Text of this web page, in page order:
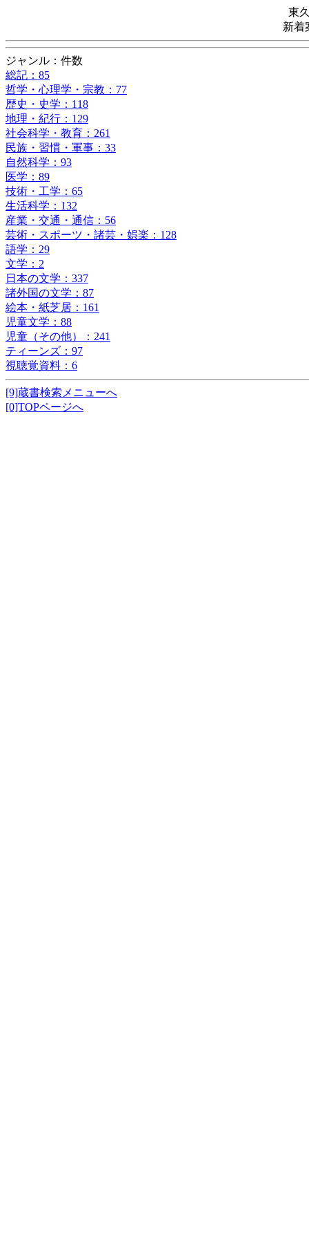
東
新着
ジャンル：件数
総記：85
哲学・心理学・宗教：77
歴史・史学：118
地理・紀行：129
社会科学・教育：261
民族・習慣・軍事：33
自然科学：93
医学：89
技術・工学：65
生活科学：132
産業・交通・通信：56
芸術・スポーツ・諸芸・娯楽：128
語学：29
文学：2
日本の文学：337
諸外国の文学：87
絵本・紙芝居：161
児童文学：88
児童（その他）：241
ティーンズ：97
視聴覚資料：6
[9]蔵書検索メニューへ
[0]TOPページへ